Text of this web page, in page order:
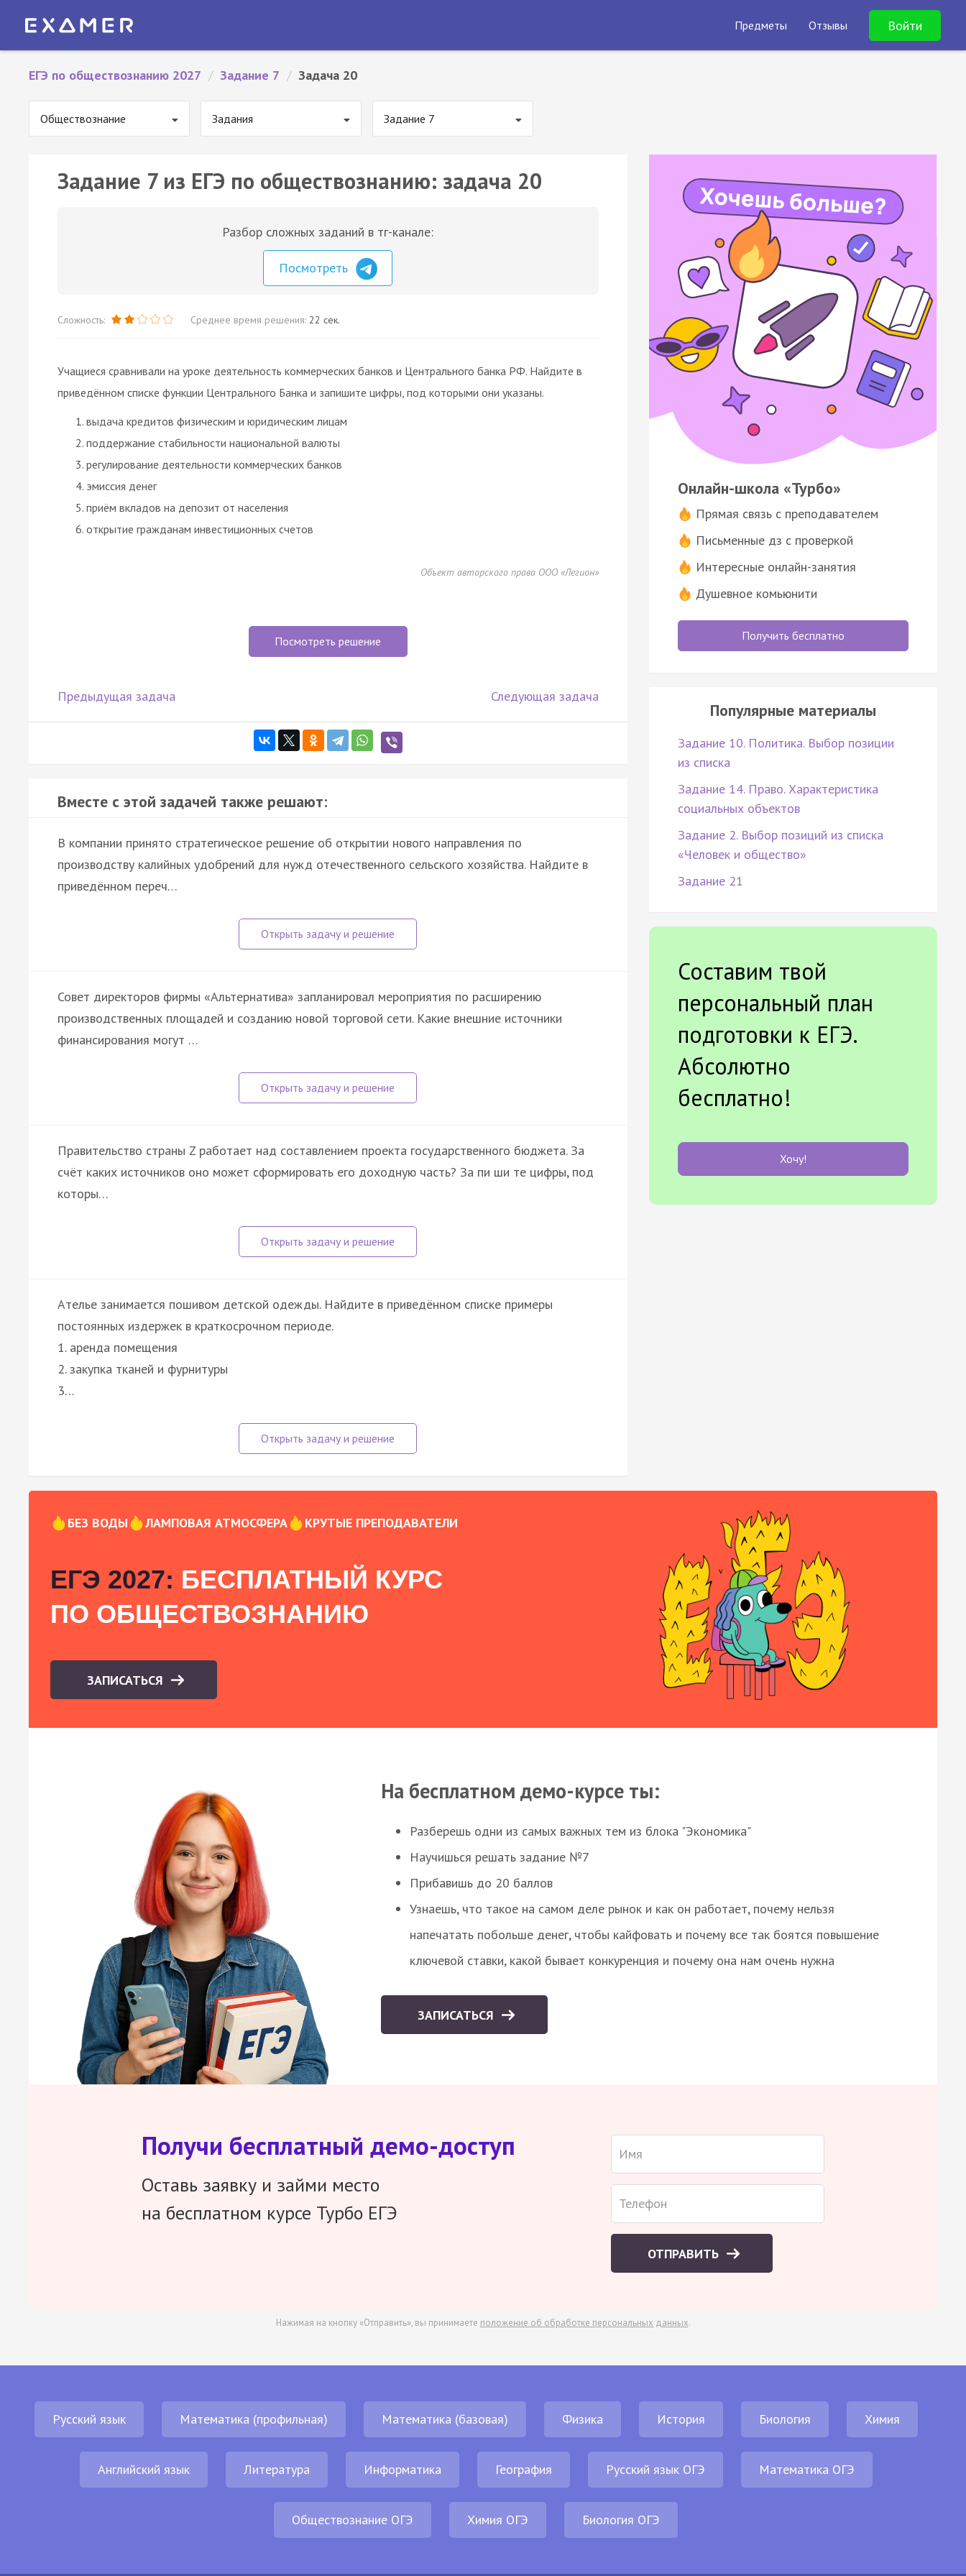
Предметы Отзывы Войти
ЕГЭ по обществознанию 2027 / Задание 7 / Задача 20
Обществознание Задания Задание 7
Задание 7 из ЕГЭ по обществознанию: задача 20
Разбор сложных заданий в тг-канале:
Посмотреть
Сложность: Среднее время решения: 22 сек.
Учащиеся сравнивали на уроке деятельность коммерческих банков и Центрального банка РФ. Найдите в
приведённом списке функции Центрального Банка и запишите цифры, под которыми они указаны.
выдача кредитов физическим и юридическим лицам
поддержание стабильности национальной валюты
регулирование деятельности коммерческих банков
эмиссия денег
приём вкладов на депозит от населения
открытие гражданам инвестиционных счетов
Объект авторского права ООО «Легион»
Посмотреть решение
Предыдущая задача Следующая задача
Вместе с этой задачей также решают:
В компании принято стратегическое решение об открытии нового направления по
производству калийных удобрений для нужд отечественного сельского хозяйства. Найдите в
приведённом переч…
Совет директоров фирмы «Альтернатива» запланировал мероприятия по расширению
производственных площадей и созданию новой торговой сети. Какие внешние источники
финансирования могут …
Правительство страны Z работает над составлением проекта государственного бюджета. За
счёт каких источников оно может сформировать его доходную часть? За пи ши те цифры, под
которы…
Ателье занимается пошивом детской одежды. Найдите в приведённом списке примеры
постоянных издержек в краткосрочном периоде.
1. аренда помещения
2. закупка тканей и фурнитуры
3…
Онлайн-школа «Турбо»
Прямая связь с преподавателем
Письменные дз с проверкой
Интересные онлайн-занятия
Душевное комьюнити
Получить бесплатно
Популярные материалы
Задание 10. Политика. Выбор позиции
из списка
Задание 14. Право. Характеристика
социальных объектов
Задание 2. Выбор позиций из списка
«Человек и общество»
Задание 21
Составим твой
персональный план
подготовки к ЕГЭ.
Абсолютно
бесплатно!
Хочу!
БЕЗ ВОДЫ ЛАМПОВАЯ АТМОСФЕРА КРУТЫЕ ПРЕПОДАВАТЕЛИ
ЕГЭ 2027: БЕСПЛАТНЫЙ КУРС
ПО ОБЩЕСТВОЗНАНИЮ
ЗАПИСАТЬСЯ
На бесплатном демо-курсе ты:
Разберешь одни из самых важных тем из блока "Экономика"
Научишься решать задание №7
Прибавишь до 20 баллов
Узнаешь, что такое на самом деле рынок и как он работает, почему нельзя
напечатать побольше денег, чтобы кайфовать и почему все так боятся повышение
ключевой ставки, какой бывает конкуренция и почему она нам очень нужна
ЗАПИСАТЬСЯ
Получи бесплатный демо-доступ
Оставь заявку и займи место
на бесплатном курсе Турбо ЕГЭ
ОТПРАВИТЬ
Нажимая на кнопку «Отправить», вы принимаете положение об обработке персональных данных.
Русский язык Математика (профильная) Математика (базовая) Физика История Биология Химия
Английский язык Литература Информатика География Русский язык ОГЭ Математика ОГЭ
Обществознание ОГЭ Химия ОГЭ Биология ОГЭ